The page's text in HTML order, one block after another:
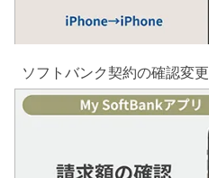
ソフトバンク契約の確認変更